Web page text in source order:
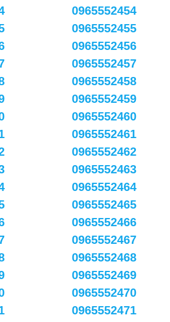
0965552454
0965552455
0965552456
0965552457
0965552458
0965552459
0965552460
0965552461
0965552462
0965552463
0965552464
0965552465
0965552466
0965552467
0965552468
0965552469
0965552470
0965552471